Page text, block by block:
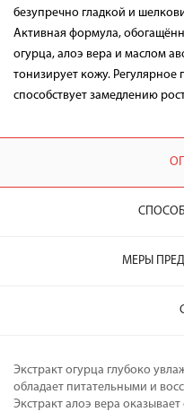
безупречно гладкой и
Активная формула,
огурца, алоэ вера и маслом
тонизирует кожу.
способствует замедлению
МЕРЫ
Экстракт огурца глубоко
обладает питательными и
Экстракт алоэ вера